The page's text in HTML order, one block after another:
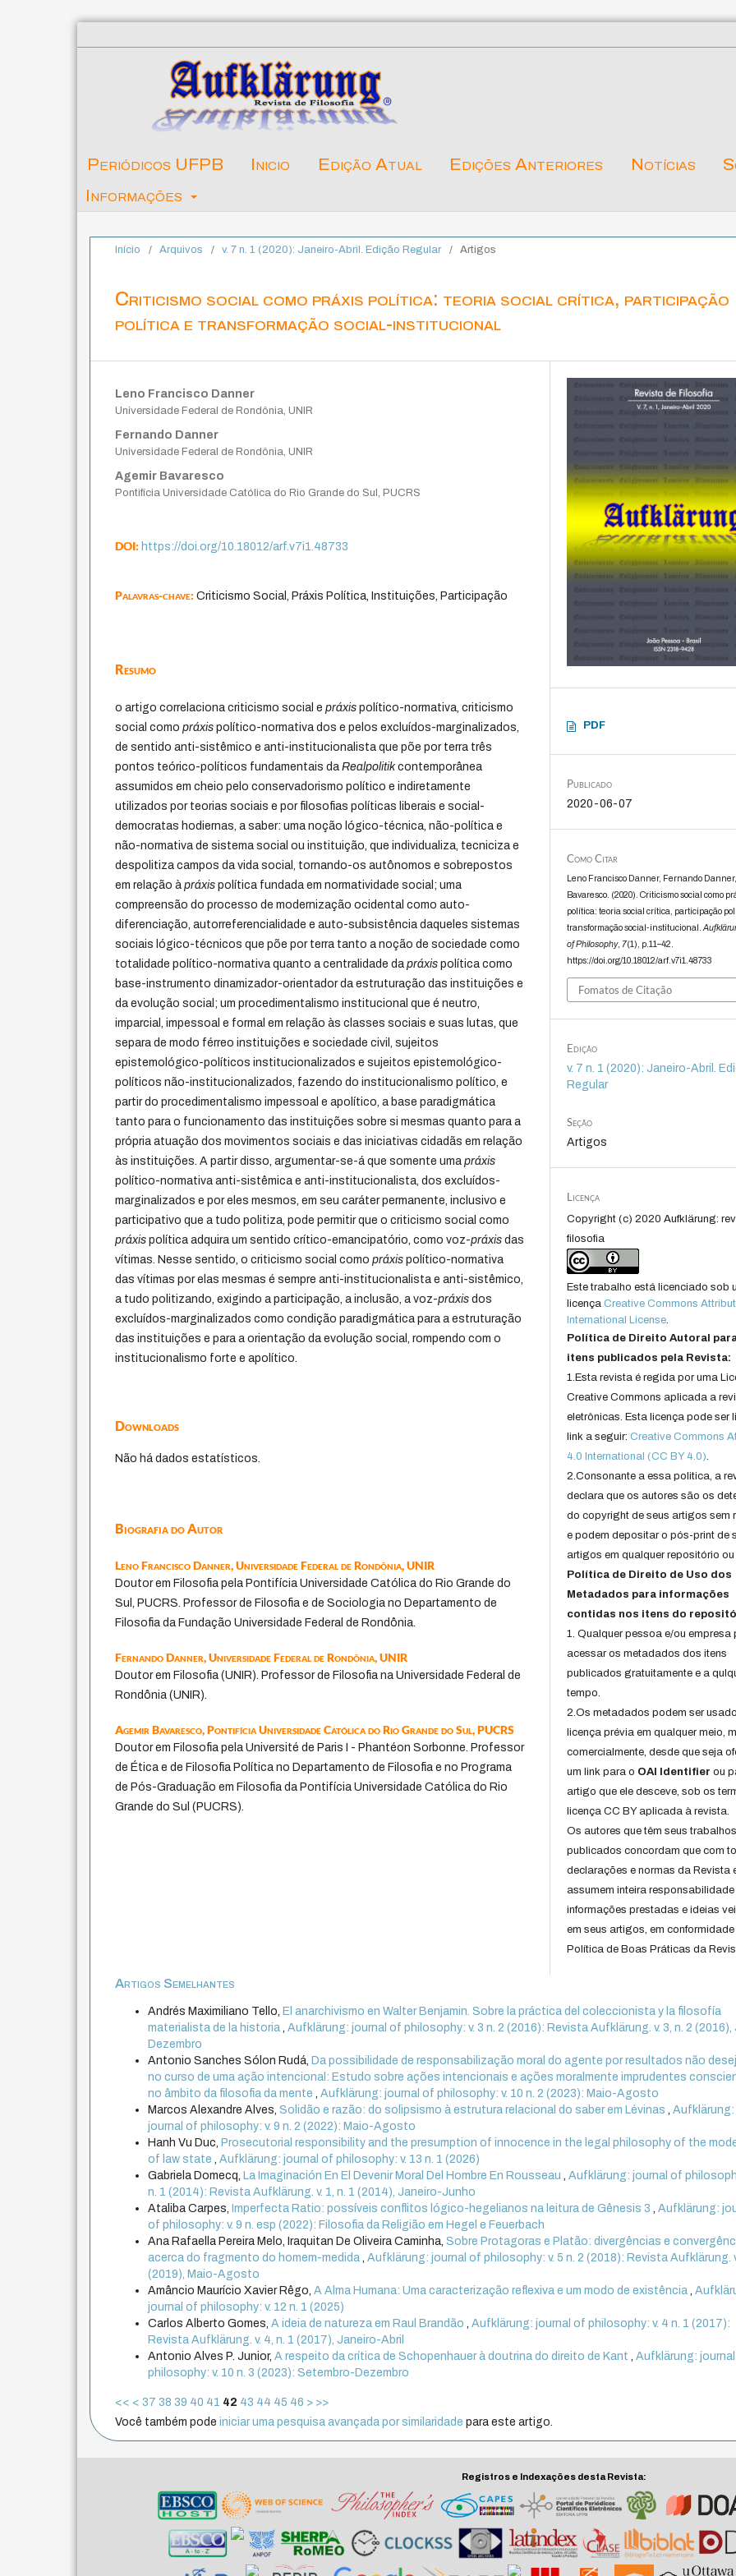
Periódicos UFPB Inicio Edição Atual Edições Anteriores Notícias
Informações
Início / Arquivos / v. 7 n. 1 (2020): Janeiro-Abril. Edição Regular / Artigos
Criticismo social como práxis política: teoria social crítica, participação
política e transformação social-institucional
Leno Francisco Danner
Universidade Federal de Rondônia, UNIR
Fernando Danner
Universidade Federal de Rondônia, UNIR
Agemir Bavaresco
Pontifícia Universidade Católica do Rio Grande do Sul, PUCRS
DOI:https://doi.org/10.18012/arf.v7i1.48733
Palavras-chave:Criticismo Social, Práxis Política, Instituições, Participação
Resumo
o artigo correlaciona criticismo social epráxis político-normativa, criticismo
social comopráxis político-normativa dos e pelos excluídos-marginalizados,
de sentido anti-sistêmico e anti-institucionalista que põe por terra três
pontos teórico-políticos fundamentais daRealpolitik contemporânea
assumidos em cheio pelo conservadorismo político e indiretamente
utilizados por teorias sociais e por filosofias políticas liberais e social-
democratas hodiernas, a saber: uma noção lógico-técnica, não-política e
não-normativa de sistema social ou instituição, que individualiza, tecniciza e
despolitiza campos da vida social, tornando-os autônomos e sobrepostos
em relação àpráxis política fundada em normatividade social; uma
compreensão do processo de modernização ocidental como auto-
diferenciação, autorreferencialidade e auto-subsistência daqueles sistemas
sociais lógico-técnicos que põe por terra tanto a noção de sociedade como
totalidade político-normativa quanto a centralidade dapráxis política como
base-instrumento dinamizador-orientador da estruturação das instituições e
da evolução social; um procedimentalismo institucional que é neutro,
imparcial, impessoal e formal em relação às classes sociais e suas lutas, que
separa de modo férreo instituições e sociedade civil, sujeitos
epistemológico-políticos institucionalizados e sujeitos epistemológico-
políticos não-institucionalizados, fazendo do institucionalismo político, e
partir do procedimentalismo impessoal e apolítico, a base paradigmática
tanto para o funcionamento das instituições sobre si mesmas quanto para a
própria atuação dos movimentos sociais e das iniciativas cidadãs em relação
às instituições. A partir disso, argumentar-se-á que somente umapráxis
político-normativa anti-sistêmica e anti-institucionalista, dos excluídos-
marginalizados e por eles mesmos, em seu caráter permanente, inclusivo e
participativo que a tudo politiza, pode permitir que o criticismo social como
práxis política adquira um sentido crítico-emancipatório, como voz-práxis das
vítimas. Nesse sentido, o criticismo social comopráxis político-normativa
das vítimas por elas mesmas é sempre anti-institucionalista e anti-sistêmico,
a tudo politizando, exigindo a participação, a inclusão, a voz-práxis dos
excluídos-marginalizados como condição paradigmática para a estruturação
das instituições e para a orientação da evolução social, rompendo com o
institucionalismo forte e apolítico.
Downloads
Não há dados estatísticos.
Biografia do Autor
Leno Francisco Danner,Universidade Federal de Rondônia, UNIR
Doutor em Filosofia pela Pontifícia Universidade Católica do Rio Grande do
Sul, PUCRS. Professor de Filosofia e de Sociologia no Departamento de
Filosofia da Fundação Universidade Federal de Rondônia.
Fernando Danner,Universidade Federal de Rondônia, UNIR
Doutor em Filosofia (UNIR). Professor de Filosofia na Universidade Federal de
Rondônia (UNIR).
Agemir Bavaresco,Pontifícia Universidade Católica do Rio Grande do Sul, PUCRS
Doutor em Filosofia pela Université de Paris I - Phantéon Sorbonne. Professor
de Ética e de Filosofia Política no Departamento de Filosofia e no Programa
de Pós-Graduação em Filosofia da Pontifícia Universidade Católica do Rio
Grande do Sul (PUCRS).
PDF
Publicado
2020-06-07
Como Citar
Leno Francisco Danner, Fernando
Bavaresco. (2020). Criticismo social como
política: teoria social crítica, participação
transformação social-institucional.
of Philosophy, 7(1), p.11–42.
https://doi.org/10.18012/arf.v7i1.48733
Fomatos de Citação
Edição
v. 7 n. 1 (2020): Janeiro-Abril.
Regular
Seção
Artigos
Licença
Copyright (c) 2020 Aufklärung:
filosofia
Este trabalho está licenciado sob
licençaCreative Commons
International License.
Política de Direito Autoral
itens publicados pela Revista:
1.Esta revista é regida por uma
Creative Commons aplicada a
eletrônicas. Esta licença pode ser
link a seguir:Creative Commons
4.0 International (CC BY 4.0).
2.Consonante a essa politica, a
declara que os autores são os
do copyright de seus artigos sem
e podem depositar o pós-print de
artigos em qualquer repositório ou
Política de Direito de Uso dos
Metadados para informações
contidas nos itens do
1. Qualquer pessoa e/ou empresa
acessar os metadados dos itens
publicados gratuitamente e a
tempo.
2.Os metadados podem ser
licença prévia em qualquer meio,
comercialmente, desde que seja
um link para o OAI Identifier ou
artigo que ele desceve, sob os
licença CC BY aplicada à revista.
Os autores que têm seus trabalhos
publicados concordam que com
declarações e normas da Revista
assumem inteira responsabilidade
informações prestadas e ideias
em seus artigos, em
Política de Boas Práticas da
Artigos Semelhantes
Andrés Maximiliano Tello, El anarchivismo en Walter Benjamin. Sobre la práctica del coleccionista y la filosofía
materialista de la historia,Aufklärung: journal of philosophy: v. 3 n. 2 (2016): Revista Aufklärung. v. 3, n. 2 (2016),
Dezembro
Antonio Sanches Sólon Rudá, Da possibilidade de responsabilização moral do agente por resultados não
no curso de uma ação intencional: Estudo sobre ações intencionais e ações moralmente imprudentes
no âmbito da filosofia da mente,Aufklärung: journal of philosophy: v. 10 n. 2 (2023): Maio-Agosto
Marcos Alexandre Alves,Solidão e razão: do solipsismo à estrutura relacional do saber em Lévinas,Aufklärung:
journal of philosophy: v. 9 n. 2 (2022): Maio-Agosto
Hanh Vu Duc, Prosecutorial responsibility and the presumption of innocence in the legal philosophy of the
of law state,Aufklärung: journal of philosophy: v. 13 n. 1 (2026)
Gabriela Domecq, La Imaginación En El Devenir Moral Del Hombre En Rousseau,Aufklärung: journal of
n. 1 (2014): Revista Aufklärung. v. 1, n. 1 (2014), Janeiro-Junho
Ataliba Carpes, Imperfecta Ratio: possíveis conflitos lógico-hegelianos na leitura de Gênesis 3,Aufklärung:
of philosophy: v. 9 n. esp (2022): Filosofia da Religião em Hegel e Feuerbach
Ana Rafaella Pereira Melo, Iraquitan De Oliveira Caminha,Sobre Protagoras e Platão: divergências e
acerca do fragmento do homem-medida,Aufklärung: journal of philosophy: v. 5 n. 2 (2018): Revista Aufklärung.
(2019), Maio-Agosto
Amâncio Maurício Xavier Rêgo,A Alma Humana: Uma caracterização reflexiva e um modo de existência,
journal of philosophy: v. 12 n. 1 (2025)
Carlos Alberto Gomes,A ideia de natureza em Raul Brandão,Aufklärung: journal of philosophy: v. 4 n. 1 (2017):
Revista Aufklärung. v. 4, n. 1 (2017), Janeiro-Abril
Antonio Alves P. Junior,A respeito da crítica de Schopenhauer à doutrina do direito de Kant,Aufklärung:
philosophy: v. 10 n. 3 (2023): Setembro-Dezembro
<< < 37 38 39 40 41 42 43 44 45 46 > >>
Você também podeiniciar uma pesquisa avançada por similaridade para este artigo.
Registros e Indexações desta Revista: